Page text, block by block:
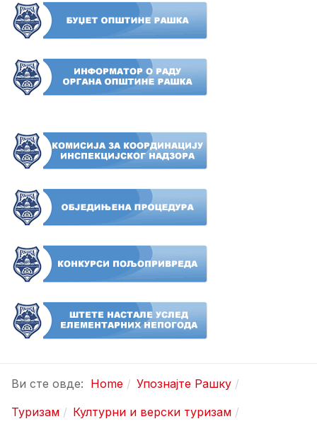
Ви сте овде: Home
Упознајте Рашку
Туризам
Културни и верски туризам